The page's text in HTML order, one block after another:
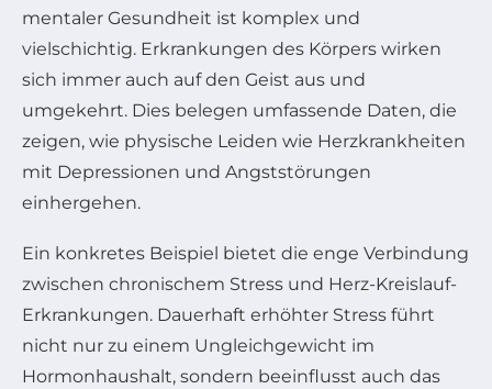
mentaler Gesundheit ist komplex und
vielschichtig. Erkrankungen des Körpers wirken
sich immer auch auf den Geist aus und
umgekehrt. Dies belegen umfassende Daten, die
zeigen, wie physische Leiden wie Herzkrankheiten
mit Depressionen und Angststörungen
einhergehen.
Ein konkretes Beispiel bietet die enge Verbindung
zwischen chronischem Stress und Herz-Kreislauf-
Erkrankungen. Dauerhaft erhöhter Stress führt
nicht nur zu einem Ungleichgewicht im
Hormonhaushalt, sondern beeinflusst auch das